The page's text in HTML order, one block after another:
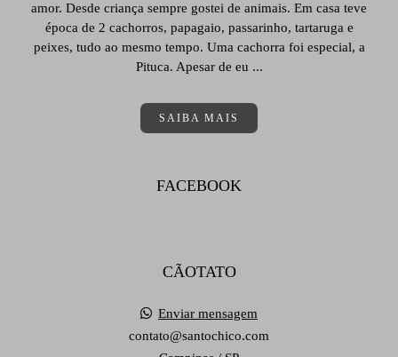
amor. Desde criança sempre gostei de animais. Em casa teve
época de 2 cachorros, papagaio, passarinho, tartaruga e
peixes, tudo ao mesmo tempo. Uma cachorra foi especial, a
Pituca. Apesar de eu ...
SAIBA MAIS
FACEBOOK
CÃOTATO
Enviar mensagem
contato@santochico.com